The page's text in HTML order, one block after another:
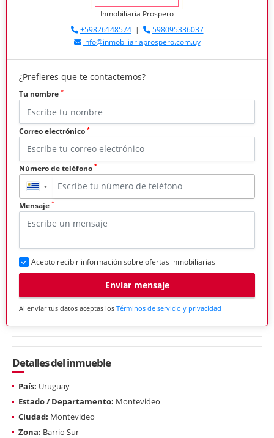
Inmobiliaria Prospero
+59826148574|
598095336037
info@inmobiliariaprospero.com.uy
¿Prefieres que te contactemos?
Tu nombre *
Correo electrónico *
Número de teléfono *
▼
Mensaje *
Acepto recibir información sobre ofertas inmobiliarias
Enviar mensaje
Al enviar tus datos aceptas los Términos de servicio y privacidad
Detalles del inmueble
País: Uruguay
Estado / Departamento: Montevideo
Ciudad: Montevideo
Zona: Barrio Sur